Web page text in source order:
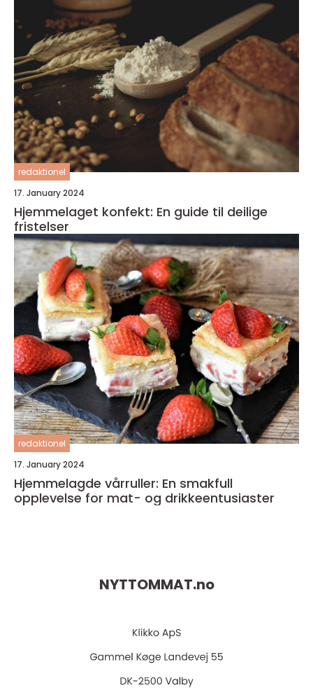
redaktionel
17. January 2024
Hjemmelaget konfekt: En guide til deilige
fristelser
redaktionel
17. January 2024
Hjemmelagde vårruller: En smakfull
opplevelse for mat- og drikkeentusiaster
NYTTOMMAT.no